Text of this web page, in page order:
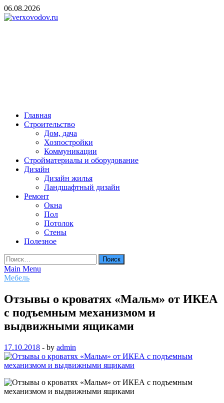
Skip
to
06.08.2026
Главная
Строительство
Дом, дача
Хозпостройки
Коммуникации
Стройматериалы и оборудование
Дизайн
Дизайн жилья
Ландшафтный дизайн
Ремонт
Окна
Пол
Потолок
Стены
Полезное
Найти:
Main Menu
Мебель
Отзывы о кроватях «Мальм» от ИКЕА
с подъемным механизмом и
выдвижными ящиками
17.10.2018 - by admin